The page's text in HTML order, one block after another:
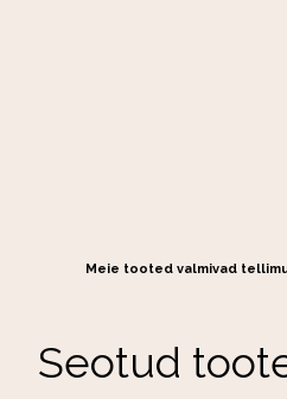
Meie tooted valmivad
Seotud